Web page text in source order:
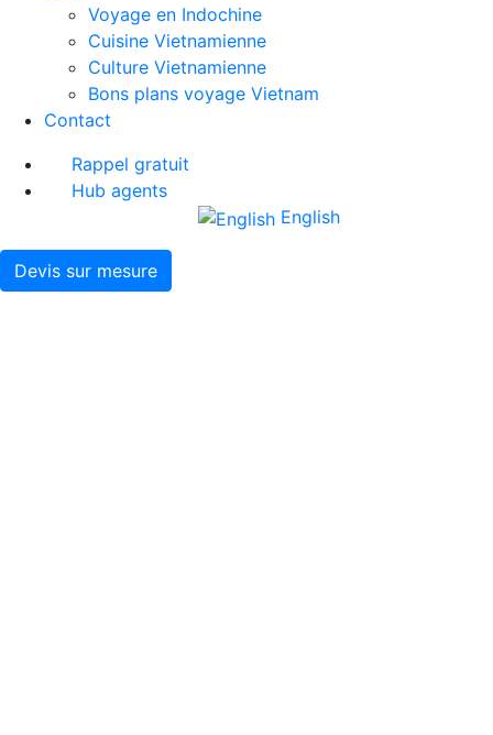
Voyage en Indochine
Cuisine Vietnamienne
Culture Vietnamienne
Bons plans voyage Vietnam
Contact
Rappel gratuit
Hub agents
English
Devis sur mesure